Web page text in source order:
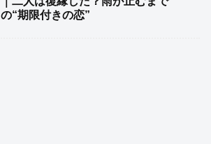
の“期限付きの恋”